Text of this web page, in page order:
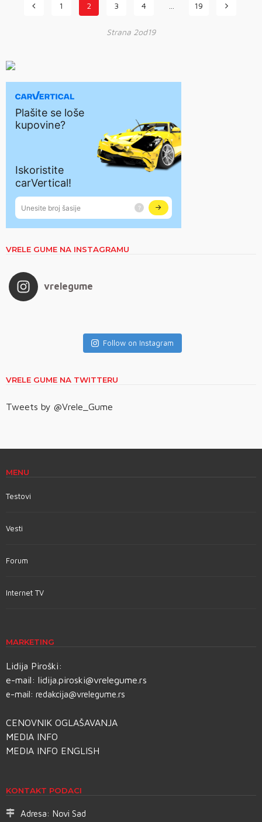
1 2 3 4 19
Strana 2od19
VRELE GUME NA INSTAGRAMU
vrelegume
Follow on Instagram
VRELE GUME NA TWITTERU
Tweets by @Vrele_Gume
MENU
Testovi
Vesti
Forum
Internet TV
MARKETING
Lidija Piroški:
e-mail: lidija.piroski@vrelegume.rs
e-mail: redakcija@vrelegume.rs
CENOVNIK OGLAŠAVANJA
MEDIA INFO
MEDIA INFO ENGLISH
KONTAKT PODACI
Adresa: Novi Sad